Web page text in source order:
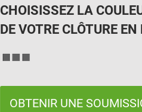
CHOISISSEZ LA
DE VOTRE CLÔTURE
OBTENIR UNE